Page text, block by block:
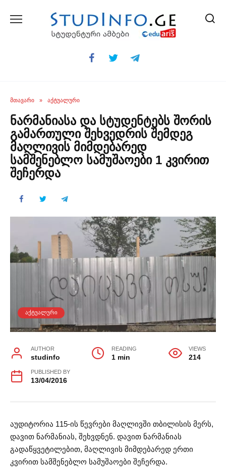
ᲛᲗᲐᲕᲐᲠᲘ » ᲐᲥᲢᲣᲐᲚᲣᲠᲘ
ნარმანიასა და სტუდენტებს შორის
გამართული შეხვედრის შემდეგ
მაღლივის მიმდებარედ
სამშენებლო სამუშაოები 1 კვირით
შეჩერდა
ᲐᲥᲢᲣᲐᲚᲣᲠᲘ
AUTHOR
studinfo
READING
1 min
VIEWS
214
PUBLISHED BY
13/04/2016
აუდიტორია 115-ის წევრები მაღლივში თბილისის მერს,
დავით ნარმანიას, შეხვდნენ. დავით ნარმანიას
გადაწყვეტილებით, მაღლივის მიმდებარედ ერთი
კვირით სამშენებლო სამუშაოები შეჩერდა.